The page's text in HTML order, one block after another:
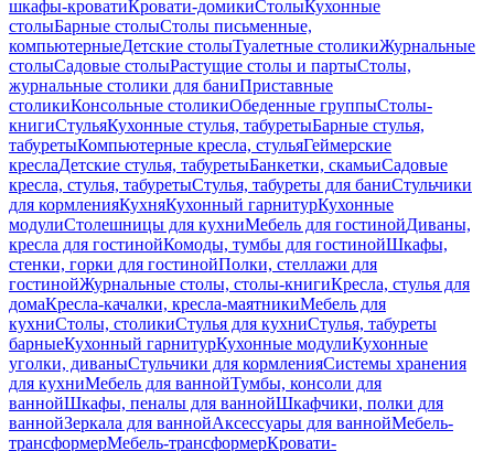
шкафы-кроватиКровати-домикиСтолыКухонные
столыБарные столыСтолы письменные,
компьютерныеДетские столыТуалетные столикиЖурнальные
столыСадовые столыРастущие столы и партыСтолы,
журнальные столики для баниПриставные
столикиКонсольные столикиОбеденные группыСтолы-
книгиСтульяКухонные стулья, табуретыБарные стулья,
табуретыКомпьютерные кресла, стульяГеймерские
креслаДетские стулья, табуретыБанкетки, скамьиСадовые
кресла, стулья, табуретыСтулья, табуреты для баниСтульчики
для кормленияКухняКухонный гарнитурКухонные
модулиСтолешницы для кухниМебель для гостинойДиваны,
кресла для гостинойКомоды, тумбы для гостинойШкафы,
стенки, горки для гостинойПолки, стеллажи для
гостинойЖурнальные столы, столы-книгиКресла, стулья для
домаКресла-качалки, кресла-маятникиМебель для
кухниСтолы, столикиСтулья для кухниСтулья, табуреты
барныеКухонный гарнитурКухонные модулиКухонные
уголки, диваныСтульчики для кормленияСистемы хранения
для кухниМебель для ваннойТумбы, консоли для
ваннойШкафы, пеналы для ваннойШкафчики, полки для
ваннойЗеркала для ваннойАксессуары для ваннойМебель-
трансформерМебель-трансформерКровати-